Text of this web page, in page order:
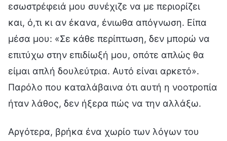
εσωστρέφειά μου συνέχιζε να με περιορίζει
και, ό,τι κι αν έκανα, ένιωθα απόγνωση. Είπα
μέσα μου: «Σε κάθε περίπτωση, δεν μπορώ να
επιτύχω στην επιδίωξή μου, οπότε απλώς θα
είμαι απλή δουλεύτρια. Αυτό είναι αρκετό».
Παρόλο που καταλάβαινα ότι αυτή η νοοτροπία
ήταν λάθος, δεν ήξερα πώς να την αλλάξω.
Αργότερα, βρήκα ένα χωρίο των λόγων του